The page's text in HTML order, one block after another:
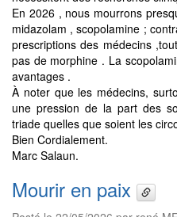
En 2026 , nous mourrons
midazolam , scopolamine ;
prescriptions des médecins
pas de morphine . La
avantages .
À noter que les médecins,
une pression de la part des
triade quelles que soient les
Bien Cordialement.
Marc Salaun.
Mourir en paix